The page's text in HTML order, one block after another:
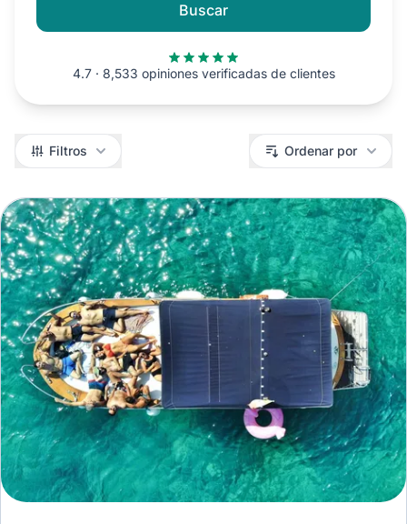
Buscar
4.7 · 8,533 opiniones verificadas de clientes
Filtros Filtros Ordenar por